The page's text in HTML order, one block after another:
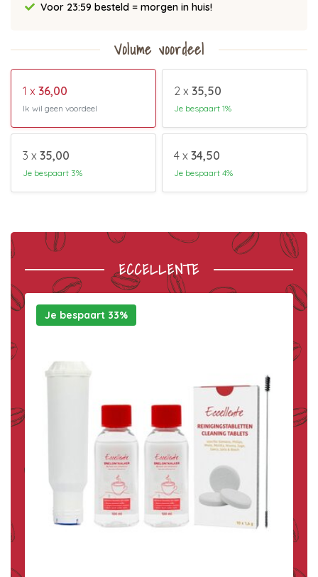
Voor 23:59 besteld = morgen in huis!
Volume voordeel
1 x 36,00
Ik wil geen voordeel
2 x 35,50
Je bespaart 1%
3 x 35,00
Je bespaart 3%
4 x 34,50
Je bespaart 4%
ECCELLENTE
Je bespaart 33%